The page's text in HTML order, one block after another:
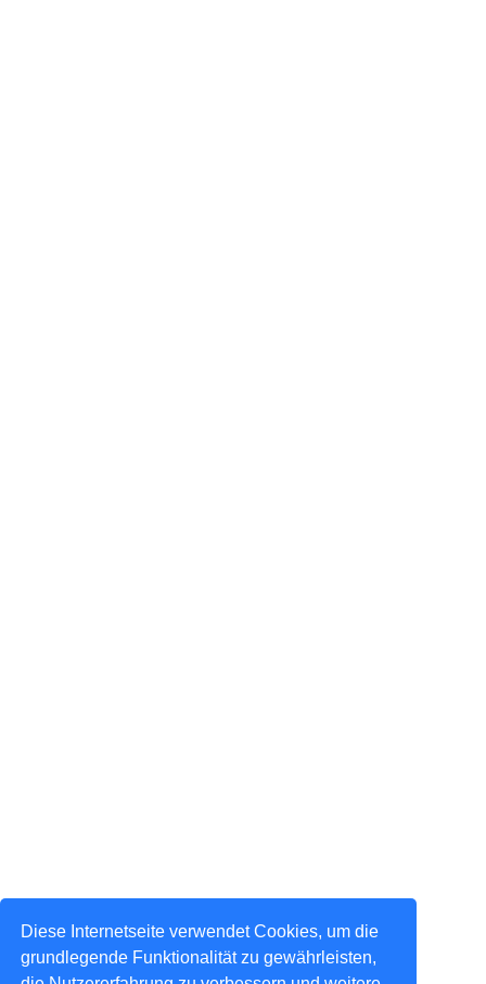
Diese Internetseite verwendet Cookies, um die
grundlegende Funktionalität zu gewährleisten,